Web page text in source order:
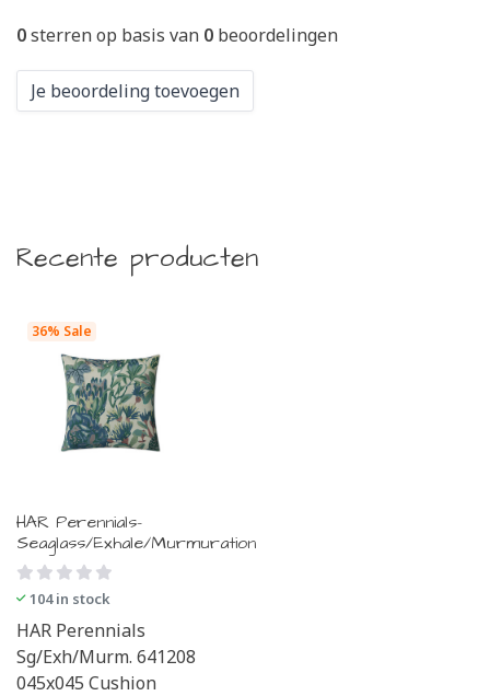
0sterren op basis van 0 beoordelingen
Je beoordeling toevoegen
Recente producten
36% Sale
HAR Perennials-
Seaglass/Exhale/Murmuration
104 in stock
HAR Perennials
Sg/Exh/Murm. 641208
045x045 Cushion